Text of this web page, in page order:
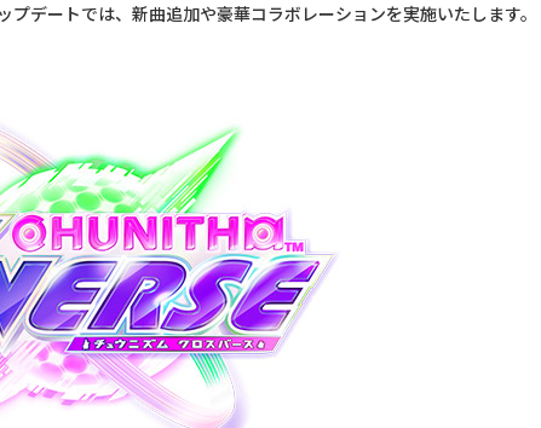
デートでは、新曲追加や豪華コラボレーションを実施いたします。